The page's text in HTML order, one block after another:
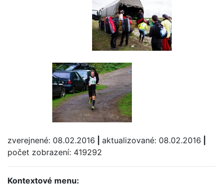
zverejnené: 08.02.2016 aktualizované: 08.02.2016
počet zobrazení: 419292
Kontextové menu: